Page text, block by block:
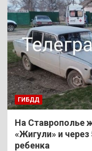
ГИБДД
На Ставрополье
«Жигули» и
ребенка